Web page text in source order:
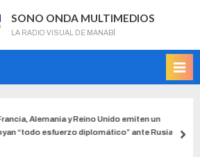
SONO ONDA MULTIMEDIOS
LA RADIO VISUAL DE MANABÍ
Alemania y Reino Unido emiten un
“todo esfuerzo diplomático” ante Rusia